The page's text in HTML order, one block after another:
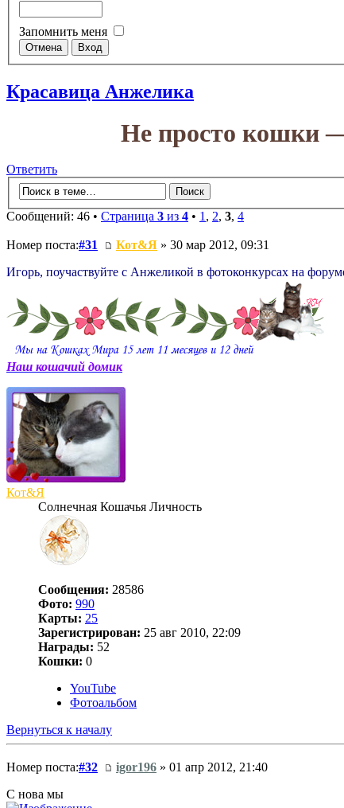
Запомнить меня
Красавица Анжелика
Не просто кошки
Ответить
Сообщений: 46 • Страница 3 из 4 • 1 , 2, 3, 4
Номер поста:#31 Кот&Я » 30 мар 2012, 09:31
Игорь, поучаствуйте с Анжеликой в фотоконкурсах на
Наш кошачий домик
Кот&Я
Солнечная Кошачья Личность
Сообщения: 28586
Фото: 990
Карты: 25
Зарегистрирован: 25 авг 2010, 22:09
Награды: 52
Кошки: 0
YouTube
Фотоальбом
Вернуться к началу
Номер поста:#32 igor196 » 01 апр 2012, 21:40
С нова мы